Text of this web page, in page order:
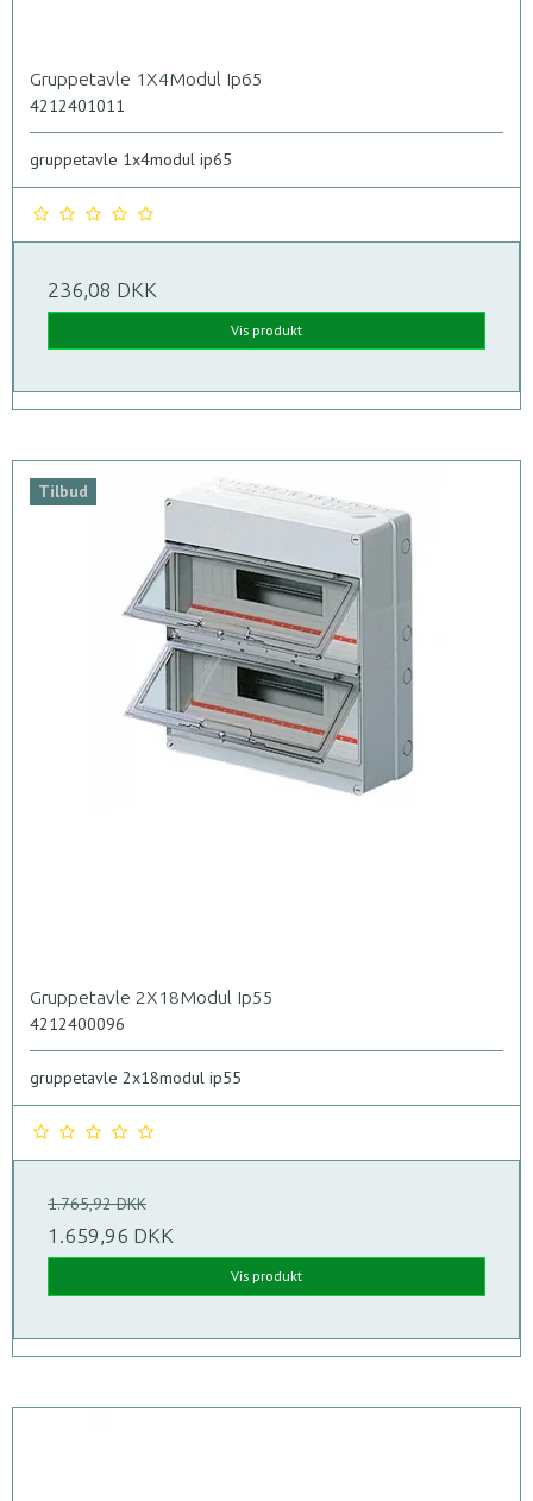
Gruppetavle 1X4Modul Ip65
4212401011
gruppetavle 1x4modul ip65
236,08 DKK
Vis produkt
Tilbud
Gruppetavle 2X18Modul Ip55
4212400096
gruppetavle 2x18modul ip55
1.765,92 DKK
1.659,96 DKK
Vis produkt